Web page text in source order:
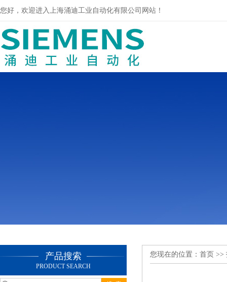
您好，欢迎进入上海涌迪工业自动化有限公司网站！
产品搜索
PRODUCT SEARCH
您现在的位置： 首页 >>